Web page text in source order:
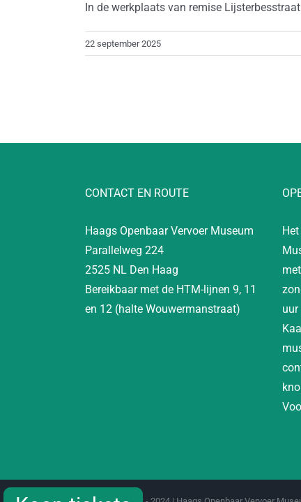
In de werkplaats van remise
22 september 2025
CONTACT EN ROUTE
Haags Openbaar Vervoer Museum
Parallelweg 224
2525 NL Den Haag
Bereikbaar met de HTM-lijnen 9, 11
en 12 (halte Wouwermanstraat)
uur